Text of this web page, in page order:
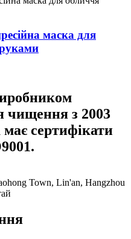
маска для
чищення з 2003
сертифікати
Town, Lin'an, Hangzhou